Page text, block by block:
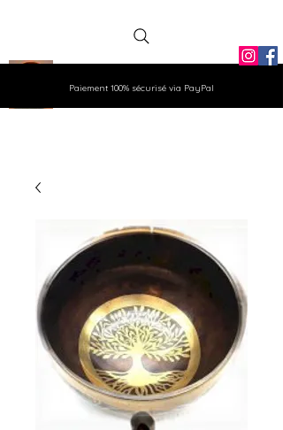
Aux Gemmes
Paiement 100% sécurisé via PayPal